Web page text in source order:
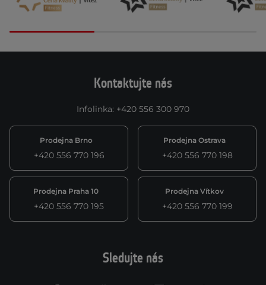
Kontaktujte nás
Infolinka: +420 556 300 970
Prodejna Brno
+420 556 770 196
Prodejna Ostrava
+420 556 770 198
Prodejna Praha 10
+420 556 770 195
Prodejna Vítkov
+420 556 770 199
Sledujte nás